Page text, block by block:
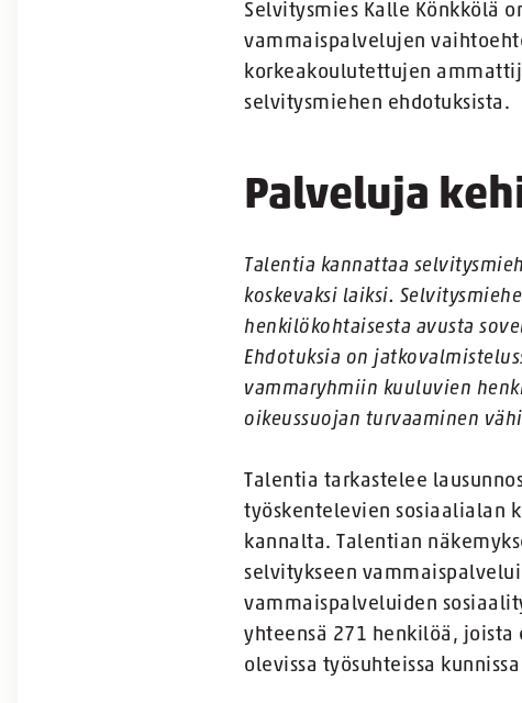
Selvitysmies Kalle Könkkölä
vammaispalvelujen
korkeakoulutettujen
selvitysmiehen ehdotuksista.
Palveluja
Talentia kannattaa
koskevaksi laiksi.
henkilökohtaisesta avusta
Ehdotuksia on
vammaryhmiin kuuluvien
oikeussuojan turvaaminen
Talentia tarkastelee
työskentelevien sosiaalialan
kannalta. Talentian
selvitykseen
vammaispalveluiden
yhteensä 271 henkilöä,
olevissa työsuhteissa